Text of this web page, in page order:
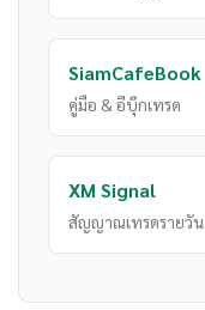
SiamCafeBook
คู่มือ & อีบุ๊กเทรด
XM Signal
สัญญาณเทรดรายวัน